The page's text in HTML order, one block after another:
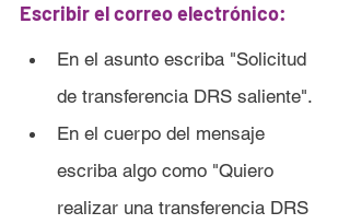
Escribir el correo electrónico:
En el asunto escriba "Solicitud
de transferencia DRS saliente".
En el cuerpo del mensaje
escriba algo como "Quiero
realizar una transferencia DRS